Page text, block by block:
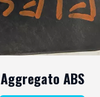
Aggregato ABS